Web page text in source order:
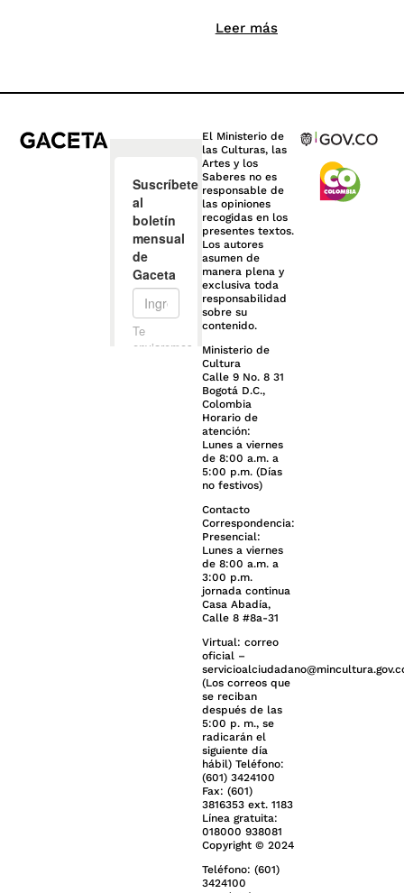
Leer más
El Ministerio de
las Culturas, las
Artes y los
Saberes no es
responsable de
las opiniones
recogidas en los
presentes textos.
Los autores
asumen de
manera plena y
exclusiva toda
responsabilidad
sobre su
contenido.
Ministerio de
Cultura
Calle 9 No. 8 31
Bogotá D.C.,
Colombia
Horario de
atención:
Lunes a viernes
de 8:00 a.m. a
5:00 p.m. (Días
no festivos)
Contacto
Correspondencia:
Presencial:
Lunes a viernes
de 8:00 a.m. a
3:00 p.m.
jornada continua
Casa Abadía,
Calle 8 #8a-31
Virtual: correo
oficial –
(Los correos que
se reciban
después de las
5:00 p. m., se
radicarán el
siguiente día
hábil) Teléfono:
(601) 3424100
Fax: (601)
3816353 ext. 1183
Línea gratuita:
018000 938081
Copyright © 2024
Teléfono: (601)
3424100